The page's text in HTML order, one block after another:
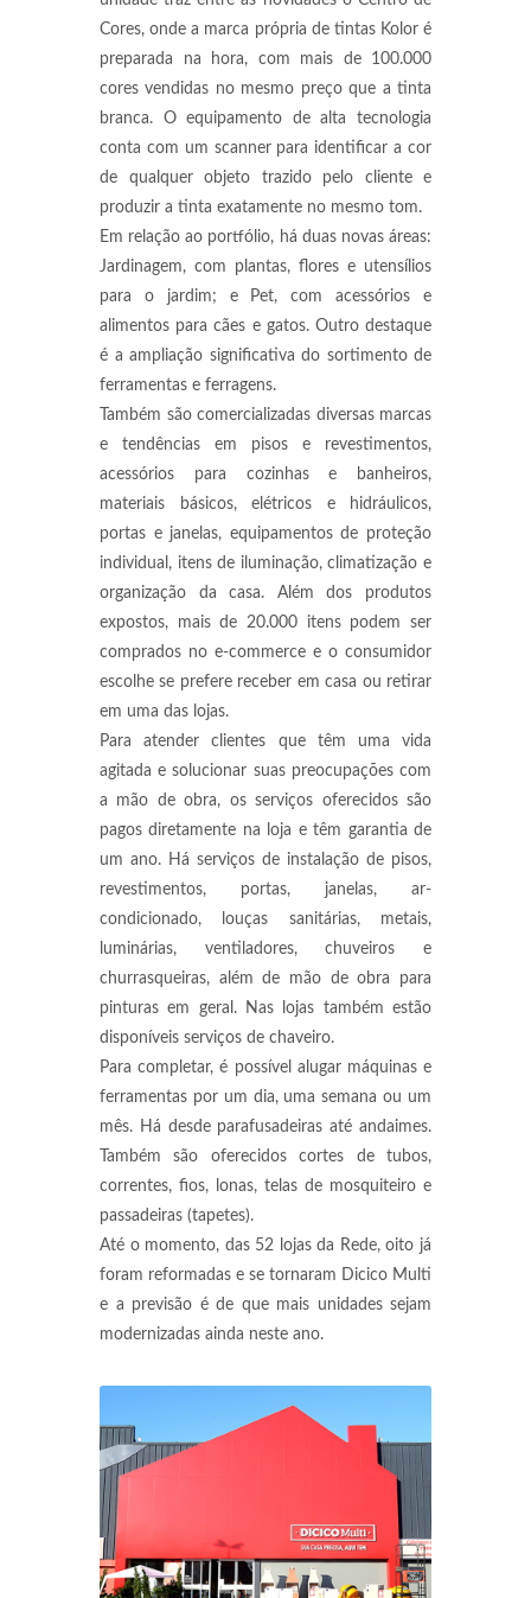
Cores, onde a marca própria de tintas Kolor é
preparada na hora, com mais de 100.000
cores vendidas no mesmo preço que a tinta
branca. O equipamento de alta tecnologia
conta com um scanner para identificar a cor
de qualquer objeto trazido pelo cliente e
produzir a tinta exatamente no mesmo tom.
Em relação ao portfólio, há duas novas áreas:
Jardinagem, com plantas, flores e utensílios
para o jardim; e Pet, com acessórios e
alimentos para cães e gatos. Outro destaque
é a ampliação significativa do sortimento de
ferramentas e ferragens.
Também são comercializadas diversas marcas
e tendências em pisos e revestimentos,
acessórios para cozinhas e banheiros,
materiais básicos, elétricos e hidráulicos,
portas e janelas, equipamentos de proteção
individual, itens de iluminação, climatização e
organização da casa. Além dos produtos
expostos, mais de 20.000 itens podem ser
comprados no e-commerce e o consumidor
escolhe se prefere receber em casa ou retirar
em uma das lojas.
Para atender clientes que têm uma vida
agitada e solucionar suas preocupações com
a mão de obra, os serviços oferecidos são
pagos diretamente na loja e têm garantia de
um ano. Há serviços de instalação de pisos,
revestimentos, portas, janelas, ar-
condicionado, louças sanitárias, metais,
luminárias, ventiladores, chuveiros e
churrasqueiras, além de mão de obra para
pinturas em geral. Nas lojas também estão
disponíveis serviços de chaveiro.
Para completar, é possível alugar máquinas e
ferramentas por um dia, uma semana ou um
mês. Há desde parafusadeiras até andaimes.
Também são oferecidos cortes de tubos,
correntes, fios, lonas, telas de mosquiteiro e
passadeiras (tapetes).
Até o momento, das 52 lojas da Rede, oito já
foram reformadas e se tornaram Dicico Multi
e a previsão é de que mais unidades sejam
modernizadas ainda neste ano.